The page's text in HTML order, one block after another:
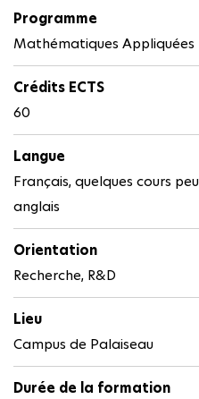
Programme
Mathématiques Appliquées
Crédits ECTS
60
Langue
Français, quelques cours
anglais
Orientation
Recherche, R&D
Lieu
Campus de Palaiseau
Durée de la formation